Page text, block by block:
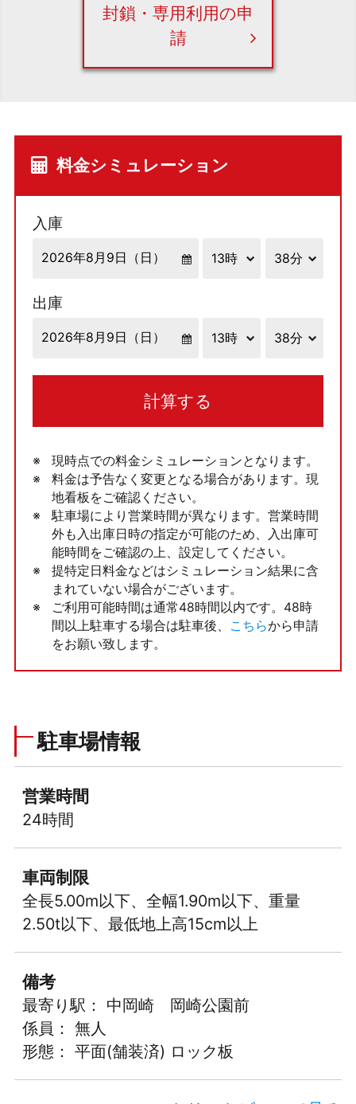
封鎖・専用利用の申
請
料金シミュレーション
入庫
出庫
計算する
現時点での料金シミュレーションとなります。
料金は予告なく変更となる場合があります。現
地看板をご確認ください。
駐車場により営業時間が異なります。営業時間
外も入出庫日時の指定が可能のため、入出庫可
能時間をご確認の上、設定してください。
提特定日料金などはシミュレーション結果に含
まれていない場合がございます。
ご利用可能時間は通常48時間以内です。48時
間以上駐車する場合は駐車後、
こちらから申請
をお願い致します。
駐車場情報
営業時間
24時間
車両制限
全長5.00m以下、全幅1.90m以下、重量
2.50t以下、最低地上高15cm以上
備考
最寄り駅： 中岡崎 岡崎公園前
係員： 無人
形態： 平面(舗装済) ロック板